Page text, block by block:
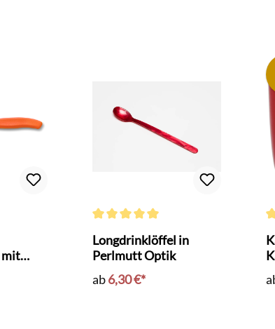
mit
Longdrinklöffel in
Perlmutt Optik
ab6,30 €*